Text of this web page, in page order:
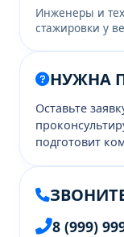
Инженеры и
стажировки у
НУЖНА
Оставьте
подготовит
8 (999)